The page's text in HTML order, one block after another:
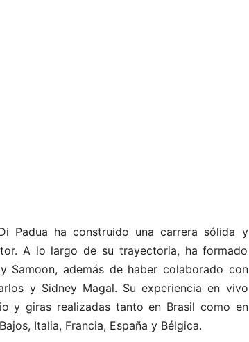
Padua ha construido una carrera sólida y
A lo largo de su trayectoria, ha formado
Samoon, además de haber colaborado con
y Sidney Magal. Su experiencia en vivo
y giras realizadas tanto en Brasil como en
Italia, Francia, España y Bélgica.